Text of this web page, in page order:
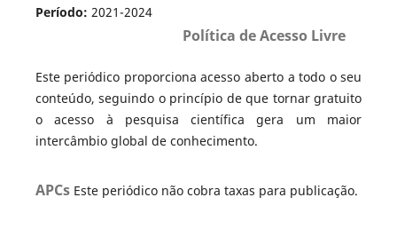
Período: 2021-2024
Política de Acesso Livre
Este periódico proporciona acesso aberto a todo o seu
conteúdo, seguindo o princípio de que tornar gratuito
o acesso à pesquisa científica gera um maior
intercâmbio global de conhecimento.
APCs Este periódico não cobra taxas para publicação.